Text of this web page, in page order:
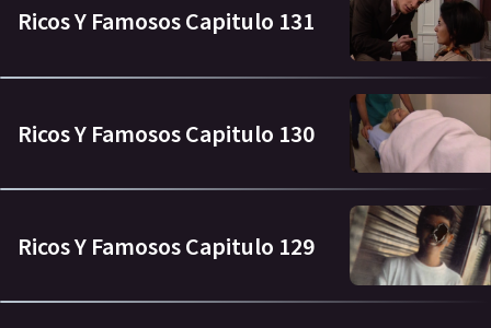
Ricos Y Famosos Capitulo 131
Ricos Y Famosos Capitulo 130
Ricos Y Famosos Capitulo 129